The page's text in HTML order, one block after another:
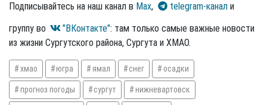
Подписывайтесь на наш канал в Max, telegram-канал и
группу во
"ВКонтакте": там только самые важные новости
из жизни Сургутского района, Сургута и ХМАО.
хмао югра ямал снег осадки
прогноз погоды сургут нижневартовск